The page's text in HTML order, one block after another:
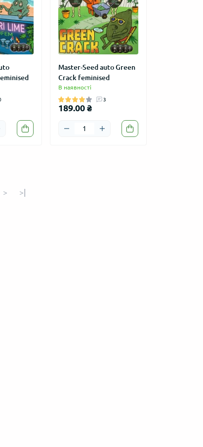
Master-Seed auto Green
Crack feminised
В наявності
3
189.00 ₴
> >|